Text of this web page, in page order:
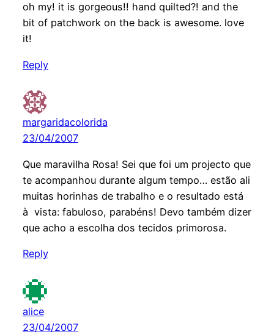
oh my! it is gorgeous!! hand quilted?! and the
bit of patchwork on the back is awesome. love
it!
Reply
margaridacolorida
23/04/2007
Que maravilha Rosa! Sei que foi um projecto que
te acompanhou durante algum tempo… estão ali
muitas horinhas de trabalho e o resultado está
à vista: fabuloso, parabéns! Devo também dizer
que acho a escolha dos tecidos primorosa.
Reply
alice
23/04/2007